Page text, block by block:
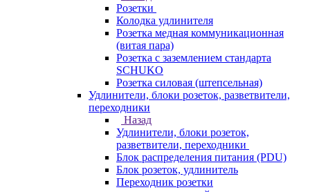
Розетки
Колодка удлинителя
Розетка медная коммуникационная
(витая пара)
Розетка с заземлением стандарта
SCHUKO
Розетка силовая (штепсельная)
Удлинители, блоки розеток, разветвители,
переходники
Назад
Удлинители, блоки розеток,
разветвители, переходники
Блок распределения питания (PDU)
Блок розеток, удлинитель
Переходник розетки